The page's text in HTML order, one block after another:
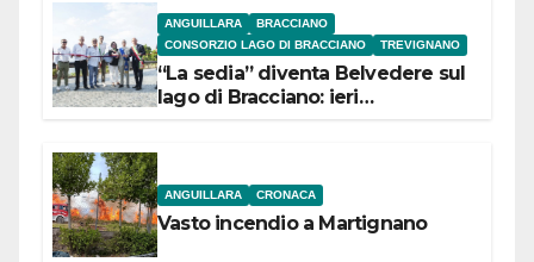
ANGUILLARA
BRACCIANO
CONSORZIO LAGO DI BRACCIANO
TREVIGNANO
“La sedia” diventa Belvedere sul
lago di Bracciano: ieri
ANGUILLARA CRONACA
Vasto incendio a Martignano